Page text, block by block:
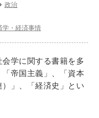
地図・地理・地域研究
・セールス
ダーシップ
政治
学・経済事情
学に関する書籍を多
帝国主義」、「資本
」、「経済史」とい